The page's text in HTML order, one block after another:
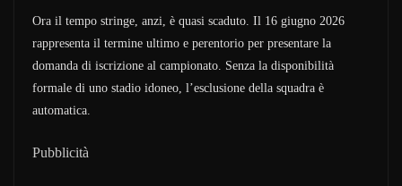
Ora il tempo stringe, anzi, è quasi scaduto. Il 16 giugno 2026
rappresenta il termine ultimo e perentorio per presentare la
domanda di iscrizione al campionato. Senza la disponibilità
formale di uno stadio idoneo, l’esclusione della squadra è
automatica.
Pubblicità